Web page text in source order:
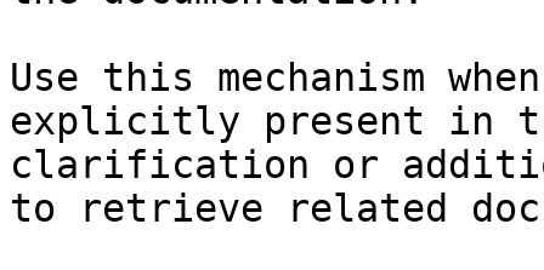
Use this mechanism
explicitly present in
clarification or